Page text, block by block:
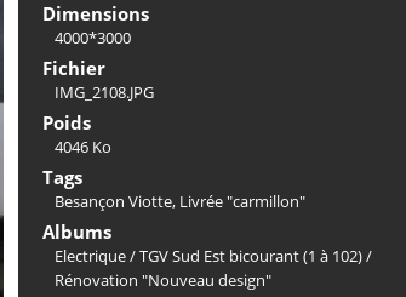
Dimensions
4000*3000
Fichier
IMG_2108.JPG
Poids
4046 Ko
Tags
Besançon Viotte, Livrée "carmillon"
Albums
Electrique/TGV Sud Est bicourant (1 à 102)/
Rénovation "Nouveau design"